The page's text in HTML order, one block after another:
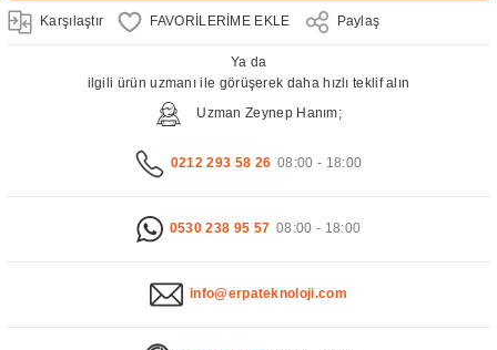
Karşılaştır Paylaş
Ya da
ilgili ürün uzmanı ile görüşerek daha hızlı teklif alın
Uzman Zeynep Hanım;
0212 293 58 26 08:00 - 18:00
0530 238 95 57 08:00 - 18:00
info@erpateknoloji.com